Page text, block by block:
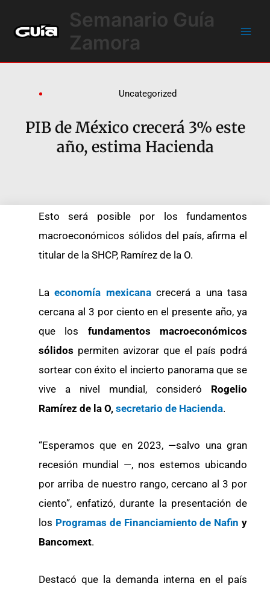
contenido
Semanario Guía
Zamora
Uncategorized
PIB de México crecerá 3% este
año, estima Hacienda
Esto será posible por los fundamentos
macroeconómicos sólidos del país, afirma el
titular de la SHCP, Ramírez de la O.
Laeconomía mexicana crecerá a una tasa
cercana al 3 por ciento en el presente año, ya
que los fundamentos macroeconómicos
sólidos permiten avizorar que el país podrá
sortear con éxito el incierto panorama que se
vive a nivel mundial, consideró Rogelio
Ramírez de la O, secretario de Hacienda.
“Esperamos que en 2023, —salvo una gran
recesión mundial —, nos estemos ubicando
por arriba de nuestro rango, cercano al 3 por
ciento”, enfatizó, durante la presentación de
los Programas de Financiamiento de Nafin y
Bancomext.
Destacó que la demanda interna en el país